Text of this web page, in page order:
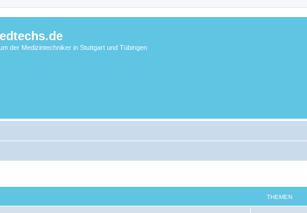
der Medizintechniker in Stuttgart und Tübingen
THEMEN